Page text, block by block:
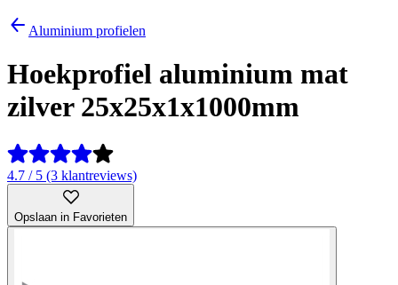
Aluminium profielen
Hoekprofiel aluminium mat
zilver 25x25x1x1000mm
4.7 / 5 (3 klantreviews)
Opslaan in Favorieten